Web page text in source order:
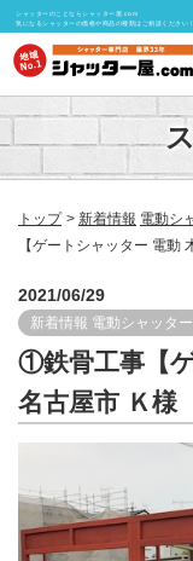
シャッターのことならシャッター屋.com
気になるシャッターの価格や商品の種類はご相談ください！
トップ 新着情報 電動シ
【ゲートシャッター 電動
2021/06/29
新着情報 電動シャッター
①鉄骨工事【
名古屋市 Ｋ様